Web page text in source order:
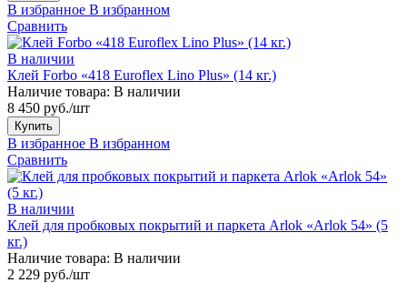
В избранное В избранном
Сравнить
В наличии
Клей Forbo «418 Euroflex Lino Plus» (14 кг.)
Наличие товара: В наличии
8 450 руб./шт
Купить
В избранное В избранном
Сравнить
В наличии
Клей для пробковых покрытий и паркета Arlok «Arlok 54» (5
кг.)
Наличие товара: В наличии
2 229 руб./шт